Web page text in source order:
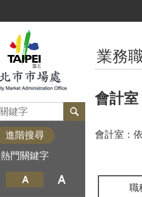
進階搜尋
熱門關鍵字
業務
會計室
會計室：
職